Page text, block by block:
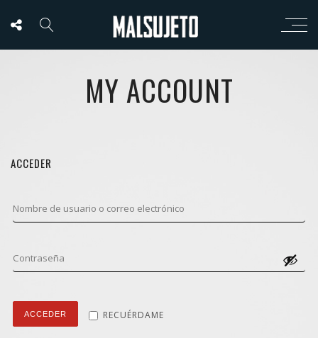
MY ACCOUNT
ACCEDER
RECUÉRDAME
ACCEDER